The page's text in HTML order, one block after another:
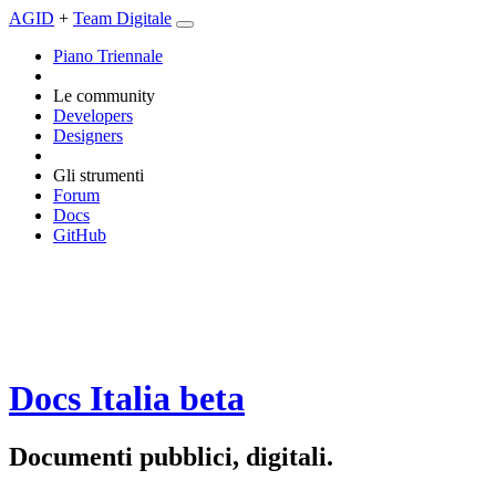
AGID + Team Digitale
Piano Triennale
Le community
Developers
Designers
Gli strumenti
Forum
Docs
GitHub
Docs Italia beta
Documenti pubblici, digitali.